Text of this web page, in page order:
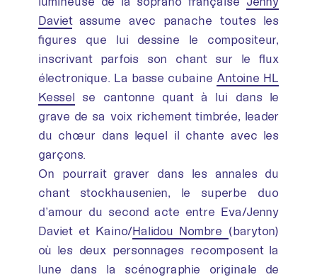
Davietassume avec panache toutes les
figures que lui dessine le compositeur,
inscrivant parfois son chant sur le flux
électronique. La basse cubaine Antoine HL
Kessel se cantonne quant à lui dans le
grave de sa voix richement timbrée, leader
du chœur dans lequel il chante avec les
garçons.
On pourrait graver dans les annales du
chant stockhausenien, le superbe duo
d’amour du second acte entre Eva/Jenny
Daviet et Kaino/Halidou Nombre (baryton)
où les deux personnages recomposent la
lune dans la scénographie originale de